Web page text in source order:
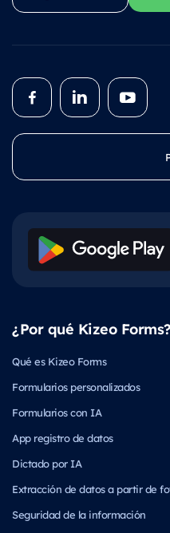
¿Por qué Kizeo Forms?
Qué es Kizeo Forms
Formularios personalizados
Formularios con IA
App registro de datos
Dictado por IA
Extracción de datos a partir de
Seguridad de la información